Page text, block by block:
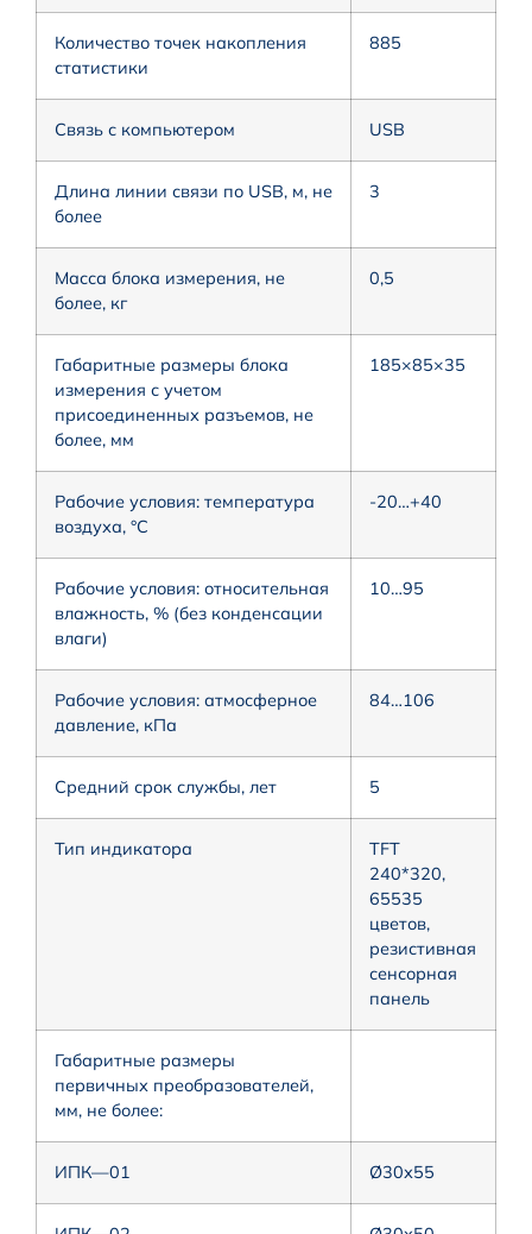
Количество точек накопления
статистики
885
Связь с компьютером USB
Длина линии связи по USB, м, не
более
3
Масса блока измерения, не
более, кг
0,5
Габаритные размеры блока
измерения с учетом
присоединенных разъемов, не
более, мм
185×85×35
Рабочие условия: температура
воздуха, °С
-20…+40
Рабочие условия: относительная
влажность, % (без конденсации
влаги)
10…95
Рабочие условия: атмосферное
давление, кПа
84…106
Средний срок службы, лет 5
Тип индикатора
ТFT
240*320,
65535
цветов,
резистивная
сенсорная
панель
Габаритные размеры
первичных преобразователей,
мм, не более:
ИПК—01 Ø30х55